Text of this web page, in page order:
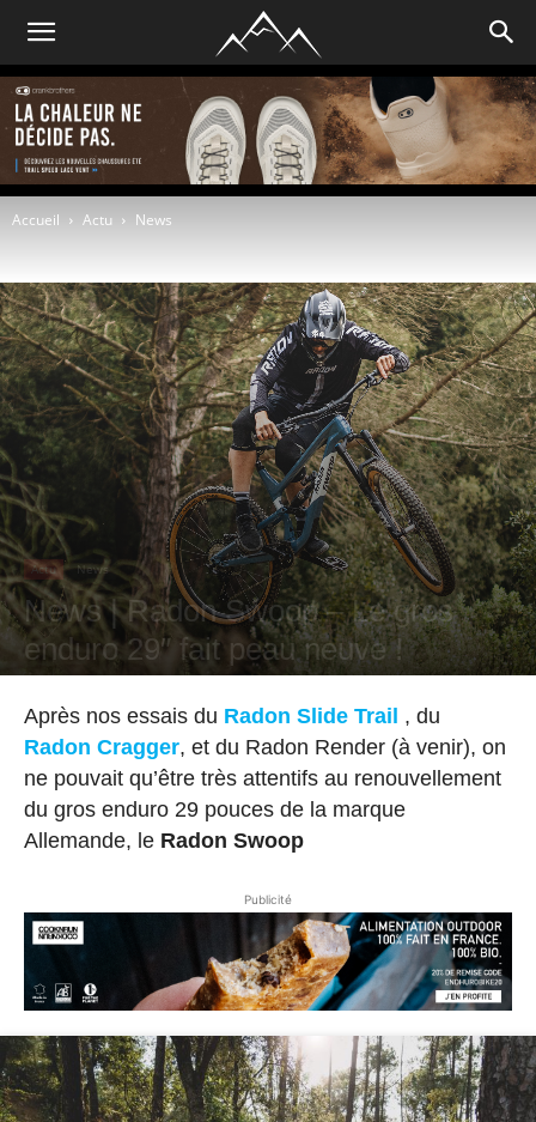
Accueil Actu News
Actu News
News | Radon Swoop – Le gros
enduro 29″ fait peau neuve !
Après nos essais du Radon Slide Trail , du
Radon Cragger, et du Radon Render (à venir), on
ne pouvait qu’être très attentifs au renouvellement
du gros enduro 29 pouces de la marque
Allemande, le Radon Swoop
Publicité